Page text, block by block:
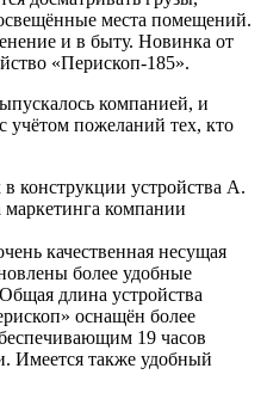
места помещений.
и в быту. Новинка от
«Перископ-185».
компанией, и
учётом пожеланий тех, кто
конструкции устройства А.
маркетинга компании
качественная несущая
более удобные
длина устройства
оснащён более
19 часов
Имеется также удобный